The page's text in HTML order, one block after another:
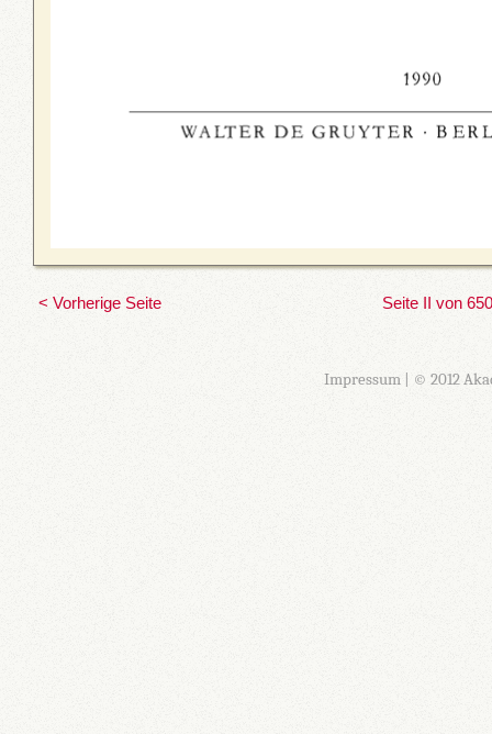
< Vorherige Seite Seite II von 650
Impressum| © 2012